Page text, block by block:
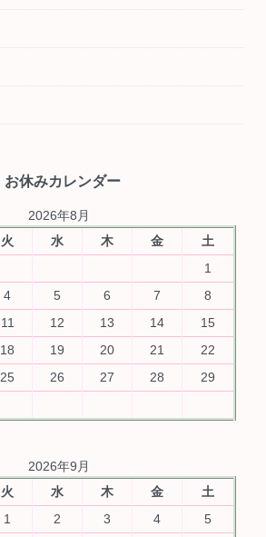
お休みカレンダー
2026年8月
火 水 木 金
土
1
4 5 6 7
8
11 12 13 14
15
18 19 20 21
22
25 26 27 28
29
2026年9月
火 水 木 金
土
1
2 3 4
5